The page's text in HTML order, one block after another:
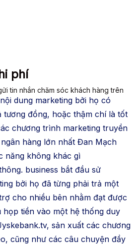
tin nhắn chăm sóc khách hàng trên
phí
nội dung marketing bởi họ có
tương đồng, hoặc thậm chí là tốt
chương trình marketing truyền
ngân hàng lớn nhất Đan Mạch
năng không khác gì
business bắt đầu sử
bởi họ đã từng phải trả một
cho nhiều bên nhằm đạt được
họp tiền vào một hệ thống duy
sản xuất các chương
, cũng như các câu chuyện đầy